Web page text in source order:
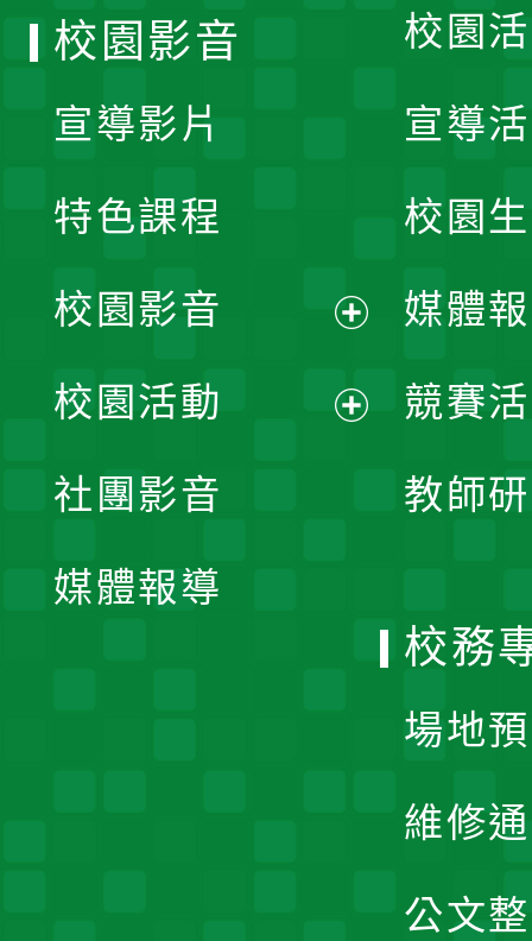
校園
宣導
校園
媒體
競賽
教師
校園影音
宣導影片
特色課程
校園影音
開
校園活動
社團影音
媒體報導
校務
場地
維修
公文